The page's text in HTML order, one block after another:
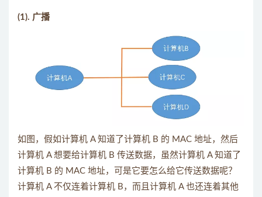
(1). 广播
如图，假如计算机 A 知道了计算机 B 的 MAC 地址，然后
计算机 A 想要给计算机 B 传送数据，虽然计算机 A 知道了
计算机 B 的 MAC 地址，可是它要怎么给它传送数据呢？
计算机 A 不仅连着计算机 B，而且计算机 A 也还连着其他